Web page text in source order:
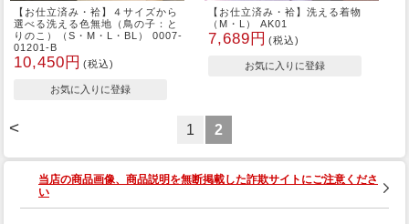
【お仕立済み・袷】４サイズから
選べる洗える色無地（鳥の子：と
りのこ）（S・M・L・BL） 0007-
01201-B
10,450円 (税込)
【お仕立済み・袷】洗える着物
（M・L） AK01
7,689円 (税込)
< 1 2
当店の商品画像、商品説明を無断掲載した詐欺サイトにご注意くださ
い